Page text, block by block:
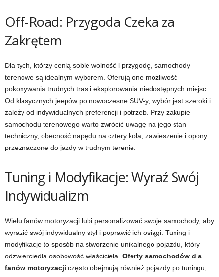
Off-Road: Przygoda Czeka za
Zakrętem
Dla tych, którzy cenią sobie wolność i przygodę, samochody
terenowe są idealnym wyborem. Oferują one możliwość
pokonywania trudnych tras i eksplorowania niedostępnych miejsc.
Od klasycznych jeepów po nowoczesne SUV-y, wybór jest szeroki i
zależy od indywidualnych preferencji i potrzeb. Przy zakupie
samochodu terenowego warto zwrócić uwagę na jego stan
techniczny, obecność napędu na cztery koła, zawieszenie i opony
przeznaczone do jazdy w trudnym terenie.
Tuning i Modyfikacje: Wyraź Swój
Indywidualizm
Wielu fanów motoryzacji lubi personalizować swoje samochody, aby
wyrazić swój indywidualny styl i poprawić ich osiągi. Tuning i
modyfikacje to sposób na stworzenie unikalnego pojazdu, który
odzwierciedla osobowość właściciela. Oferty samochodów dla
fanów motoryzacji często obejmują również pojazdy po tuningu,